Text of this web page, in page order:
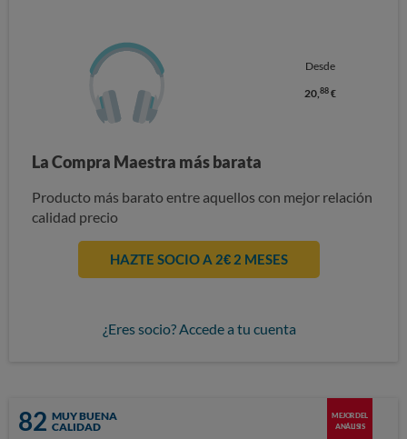
Desde
20,88€
La Compra Maestra más barata
Producto más barato entre aquellos con mejor relación
calidad precio
HAZTE SOCIO A 2€ 2 MESES
¿Eres socio? Accede a tu cuenta
82 MUY BUENA
CALIDAD
MEJOR DEL
ANÁLISIS